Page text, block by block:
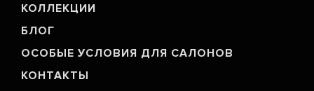
Вот лето и наступило! Рассказываем, на какие
жаркие тренды стрижек лето 2019 стоит
КОЛЛЕКЦИИ
БЛОГ
ОСОБЫЕ УСЛОВИЯ ДЛЯ САЛОНОВ
КОНТАКТЫ